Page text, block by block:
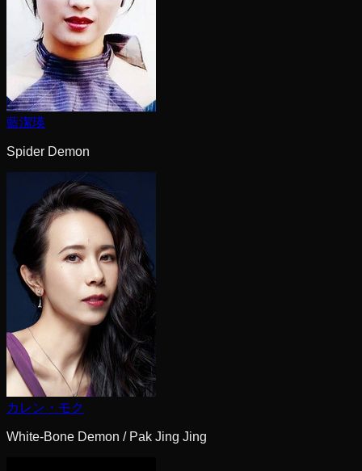
藍潔瑛
Spider Demon
カレン・モク
White-Bone Demon / Pak Jing Jing